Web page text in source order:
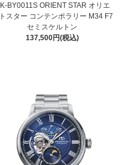
BY0011S ORIENT STAR オリエ
スター コンテンポラリー M34 F7
セミスケルトン
137,500円(税込)